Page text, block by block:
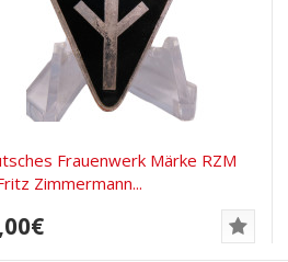
Frauenwerk Märke RZM
Zimmermann...